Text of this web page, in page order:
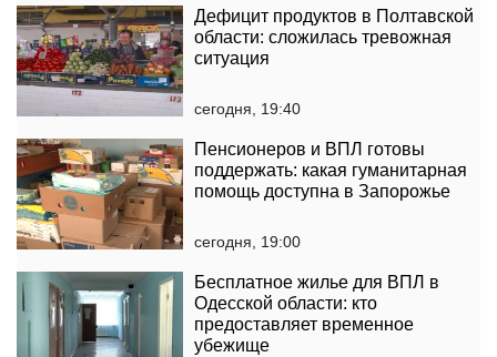
Дефицит продуктов в Полтавской
области: сложилась тревожная
ситуация
сегодня, 19:40
Пенсионеров и ВПЛ готовы
поддержать: какая гуманитарная
помощь доступна в Запорожье
сегодня, 19:00
Бесплатное жилье для ВПЛ в
Одесской области: кто
предоставляет временное
убежище